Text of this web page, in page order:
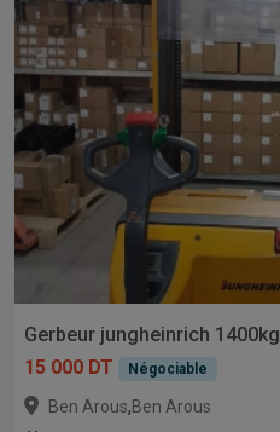
Gerbeur jungheinrich 1400kg
15 000 DT
Négociable
Ben Arous,Ben Arous